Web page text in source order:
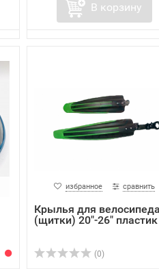
В корзину
избранное сравнить
Крылья для
(щитки) 20"-26" пластик
(0)